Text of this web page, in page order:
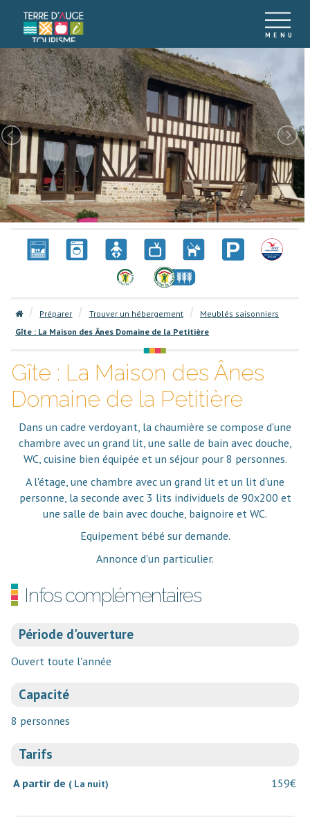
Préparer Trouver un hébergement
Meublés saisonniers
Gîte : La Maison des Ânes Domaine de la Petitière
Gîte : La Maison des Ânes
Domaine de la Petitière
Dans un cadre verdoyant, la chaumière se compose d'une
chambre avec un grand lit, une salle de bain avec douche,
WC, cuisine bien équipée et un séjour pour 8 personnes.
A l'étage, une chambre avec un grand lit et un lit d'une
personne, la seconde avec 3 lits individuels de 90x200 et
une salle de bain avec douche, baignoire et WC.
Equipement bébé sur demande.
Annonce d'un particulier.
Infos complémentaires
Période d'ouverture
Ouvert toute l'année
Capacité
8 personnes
Tarifs
A partir de ( La nuit) 159€